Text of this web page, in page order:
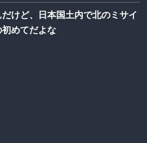
けど、日本国土内で北のミサイ
めてだよな